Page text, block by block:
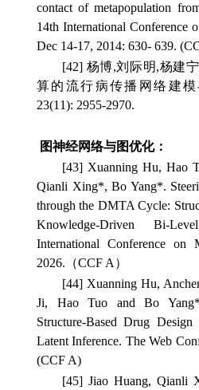
contact of metapopulation
14th International Conference
Dec 14-17, 2014: 630- 639.
[42] 杨博,刘际明,杨建
算的流行病传播网络建
23(11): 2955-2970.
图神经网络与图优化：
[43] Xuanning Hu, Hao
Qianli Xing*, Bo Yang*.
through the DMTA Cycle:
Knowledge-Driven Bi-
International Conference on
2026.（CCF A）
[44] Xuanning Hu,
Ji, Hao Tuo and Bo
Structure-Based Drug
Latent Inference. The Web
(CCF A)
[45] Jiao Huang, Qianli